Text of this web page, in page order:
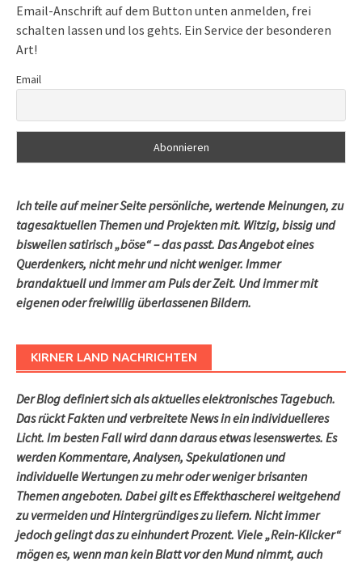
Email-Anschrift auf dem Button unten anmelden, frei
schalten lassen und los gehts. Ein Service der besonderen
Art!
Email
Ich teile auf meiner Seite persönliche, wertende Meinungen, zu
tagesaktuellen Themen und Projekten mit. Witzig, bissig und
bisweilen satirisch „böse“ – das passt. Das Angebot eines
Querdenkers, nicht mehr und nicht weniger. Immer
brandaktuell und immer am Puls der Zeit. Und immer mit
eigenen oder freiwillig überlassenen Bildern.
KIRNER LAND NACHRICHTEN
Der Blog definiert sich als aktuelles elektronisches Tagebuch.
Das rückt Fakten und verbreitete News in ein individuelleres
Licht. Im besten Fall wird dann daraus etwas lesenswertes. Es
werden Kommentare, Analysen, Spekulationen und
individuelle Wertungen zu mehr oder weniger brisanten
Themen angeboten. Dabei gilt es Effekthascherei weitgehend
zu vermeiden und Hintergründiges zu liefern. Nicht immer
jedoch gelingt das zu einhundert Prozent. Viele „Rein-Klicker“
mögen es, wenn man kein Blatt vor den Mund nimmt, auch